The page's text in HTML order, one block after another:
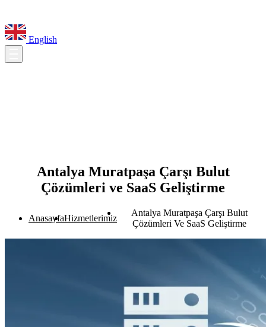
English
Antalya Muratpaşa Çarşı Bulut
Çözümleri ve SaaS Geliştirme
AnasayfaHizmetlerimiz
Antalya Muratpaşa Çarşı Bulut
Çözümleri Ve SaaS Geliştirme